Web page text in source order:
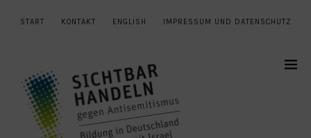
START KONTAKT ENGLISH IMPRESSUM UND DATENSCHUTZ